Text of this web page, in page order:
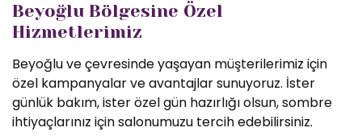
Beyoğlu Bölgesine Özel
Hizmetlerimiz
Beyoğlu ve çevresinde yaşayan müşterilerimiz için
özel kampanyalar ve avantajlar sunuyoruz. İster
günlük bakım, ister özel gün hazırlığı olsun, sombre
ihtiyaçlarınız için salonumuzu tercih edebilirsiniz.